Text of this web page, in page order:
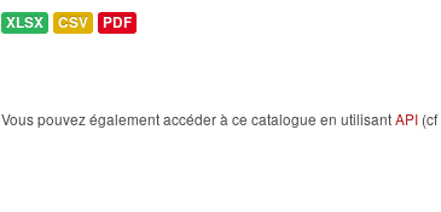
XLSX CSV PDF
Vous pouvez également accéder à ce catalogue en utilisantAPI (cf